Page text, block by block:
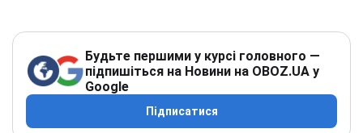
Будьте першими у курсі головного —
підпишіться на Новини на OBOZ.UA у
Google
Підписатися